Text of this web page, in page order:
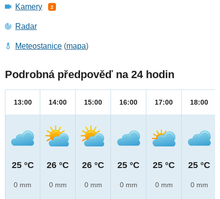
Kamery 2
Radar
Meteostanice (mapa)
Podrobná předpověď na 24 hodin
13:00
25 °C
0 mm
14:00
26 °C
0 mm
15:00
26 °C
0 mm
16:00
25 °C
0 mm
17:00
25 °C
0 mm
18:00
25 °C
0 mm